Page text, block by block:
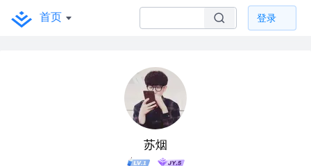
首页 登录
苏烟